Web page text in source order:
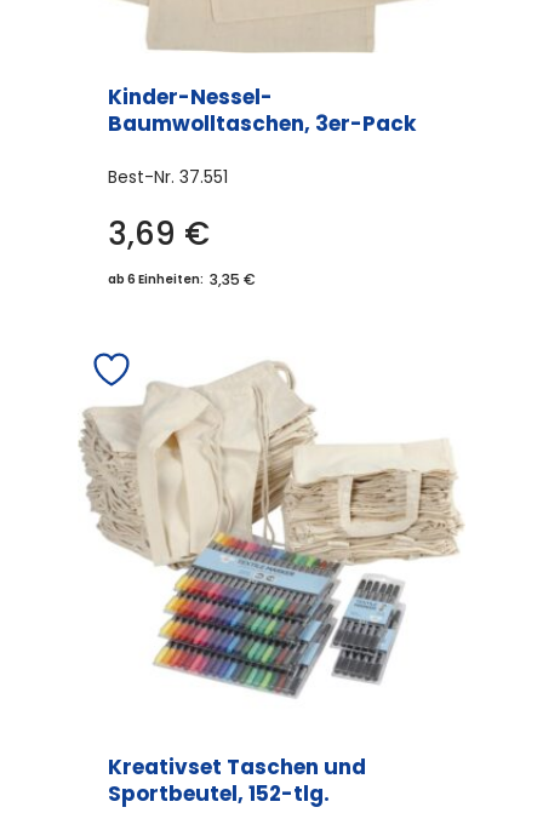
Kinder-Nessel-
Baumwolltaschen, 3er-Pack
Best-Nr. 37.551
3,69 €
ab 6 Einheiten: 3,35 €
Kreativset Taschen und
Sportbeutel, 152-tlg.